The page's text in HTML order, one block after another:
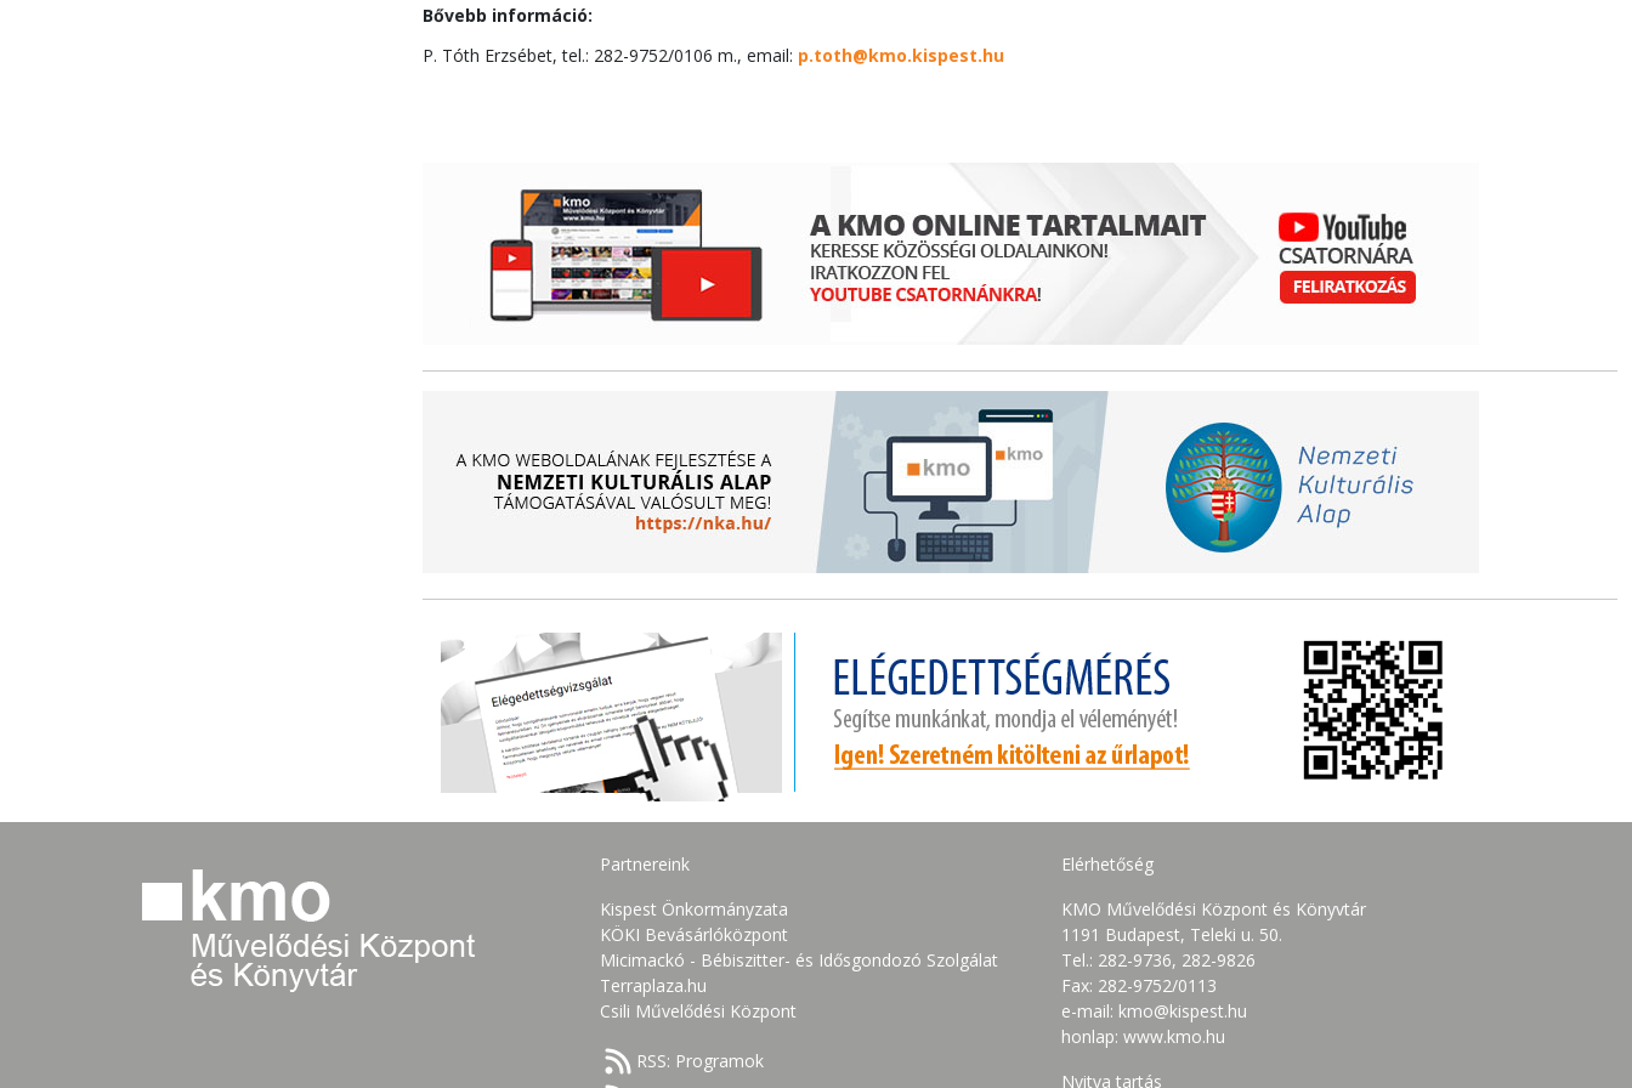
Bővebb információ:
P. Tóth Erzsébet, tel.: 282-9752/0106 m., email: p.toth@kmo.kispest.hu
Partnereink
Kispest Önkormányzata
KÖKI Bevásárlóközpont
Micimackó - Bébiszitter- és Idősgondozó Szolgálat
Terraplaza.hu
Csili Művelődési Központ
RSS: Programok
Elérhetőség
KMO Művelődési Központ és Könyvtár
1191 Budapest, Teleki u. 50.
Tel.: 282-9736, 282-9826
Fax: 282-9752/0113
e-mail: kmo@kispest.hu
honlap: www.kmo.hu
Nyitva tartás